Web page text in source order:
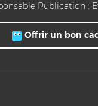
Publication :
Offrir un bon